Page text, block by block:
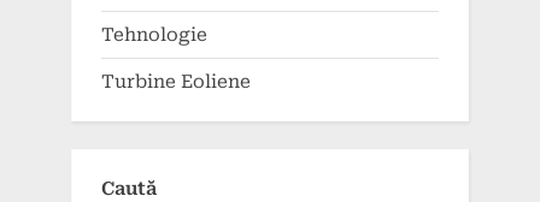
Tehnologie
Turbine Eoliene
Caută